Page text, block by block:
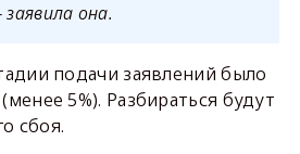
она.
подачи заявлений было
5%). Разбираться будут
сбоя.